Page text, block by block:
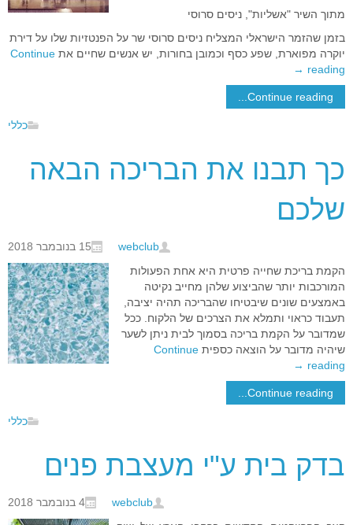
מתוך השיר "אשליות", ניסים סרוסי
בזמן שהזמר הישראלי המצליח ניסים סרוסי שר על הפנטזיות שלו על דירת
יוקרה מפוארת, שפע כסף וכמובן בחורות, יש אנשים שחיים את Continue
reading
→
Continue reading...
כללי
כך תבנו את הבריכה הבאה
שלכם
15 בנובמבר 2018
webclub
הקמת בריכת שחייה פרטית היא אחת הפעולות
המורכבות יותר שהביצוע שלהן מחייב נקיטה
באמצעים שונים שיבטיחו שהבריכה תהיה יציבה,
תעבוד כראוי ותמלא את הצרכים של הלקוח. ככל
שמדובר על הקמת בריכה בסמוך לבית ניתן לשער
שיהיה מדובר על הוצאה כספית Continue
reading
→
Continue reading...
כללי
בדק בית ע"י מעצבת פנים
4 בנובמבר 2018
webclub